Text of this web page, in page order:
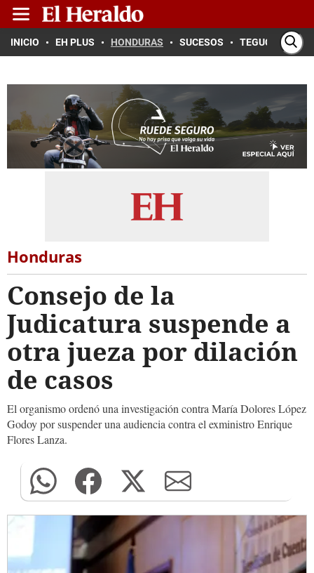
INICIO EH PLUS HONDURAS SUCESOS TEGUCIGALPA
Honduras
Consejo de la
Judicatura suspende a
otra jueza por dilación
de casos
El organismo ordenó una investigación contra María Dolores López
Godoy por suspender una audiencia contra el exministro Enrique
Flores Lanza.